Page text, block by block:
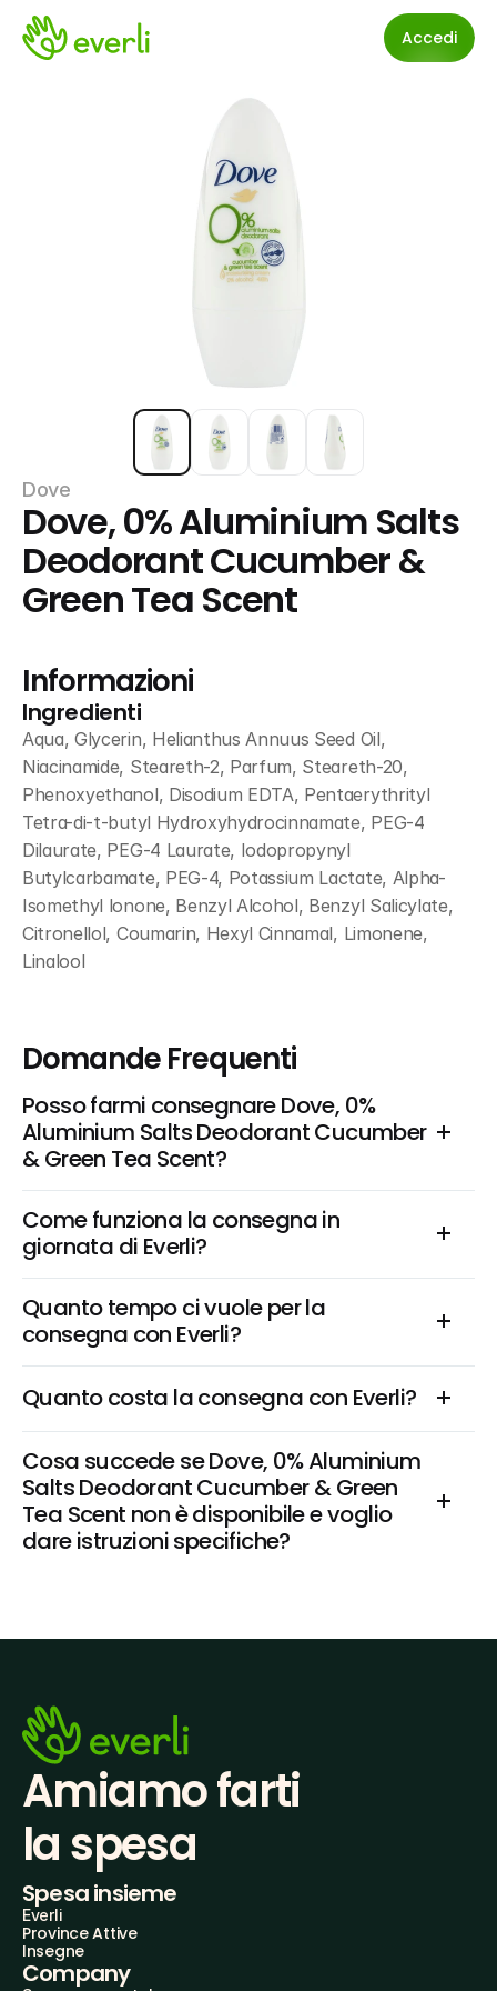
Accedi
Dove
Dove, 0% Aluminium Salts
Deodorant Cucumber &
Green Tea Scent
Informazioni
Ingredienti
Aqua, Glycerin, Helianthus Annuus Seed Oil,
Niacinamide, Steareth-2, Parfum, Steareth-20,
Phenoxyethanol, Disodium EDTA, Pentaerythrityl
Tetra-di-t-butyl Hydroxyhydrocinnamate, PEG-4
Dilaurate, PEG-4 Laurate, Iodopropynyl
Butylcarbamate, PEG-4, Potassium Lactate, Alpha-
Isomethyl lonone, Benzyl Alcohol, Benzyl Salicylate,
Citronellol, Coumarin, Hexyl Cinnamal, Limonene,
Linalool
Domande Frequenti
Posso farmi consegnare Dove, 0%
Aluminium Salts Deodorant Cucumber
& Green Tea Scent?
Come funziona la consegna in
giornata di Everli?
Quanto tempo ci vuole per la
consegna con Everli?
Quanto costa la consegna con Everli?
Cosa succede se Dove, 0% Aluminium
Salts Deodorant Cucumber & Green
Tea Scent non è disponibile e voglio
dare istruzioni specifiche?
Amiamo farti
la spesa
Spesa insieme
Everli
Province Attive
Insegne
Company